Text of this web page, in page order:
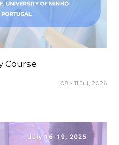
Course
08 - 11 Jul, 2026